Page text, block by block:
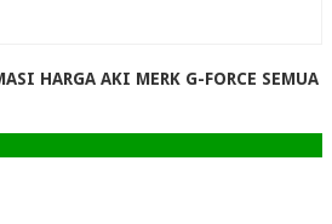
HARGA AKI MERK G-FORCE SEMUA